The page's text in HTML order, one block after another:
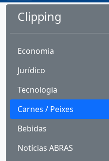
Clipping
Economia
Jurídico
Tecnologia
Carnes / Peixes
Bebidas
Notícias ABRAS